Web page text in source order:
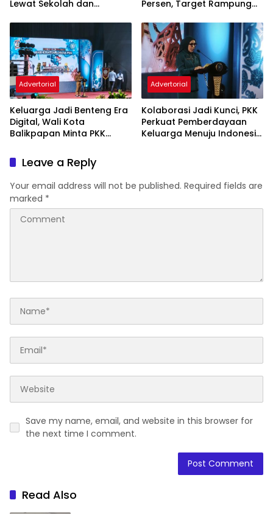
Lewat Sekolah dan
Persen, Target Rampung
Advertorial
Keluarga Jadi Benteng Era
Digital, Wali Kota
Balikpapan Minta PKK
Karakter Generasi Muda
Advertorial
Kolaborasi Jadi Kunci, PKK
Perkuat Pemberdayaan
Keluarga Menuju Indonesia
Leave a Reply
Your email address will not be published. Required fields are
marked *
Save my name, email, and website in this browser for
the next time I comment.
Read Also